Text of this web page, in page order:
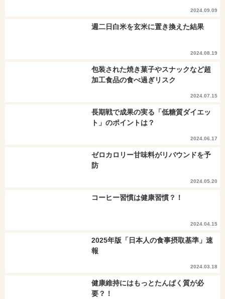
2024.09.09
週二日白米を玄米に置き換えた結果
2024.08.19
包装された焼き菓子やスナックなど超
加工食品の食べ過ぎリスク
2024.07.15
長期戦で成果の実る「低糖質ダイエッ
ト」のポイントは？
2024.06.17
ゼロカロリー甘味料がリバウンドを予
防
2024.05.20
コーヒー習慣は健康習慣？！
2024.04.15
2025年版「日本人の食事摂取基準」速
報
2024.03.18
健康維持にはもっとたんぱく質が必
要？！